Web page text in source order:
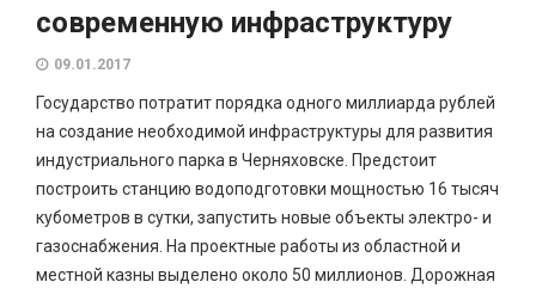
современную инфраструктуру
09.01.2017
Государство потратит порядка одного миллиарда рублей
на создание необходимой инфраструктуры для развития
индустриального парка в Черняховске. Предстоит
построить станцию водоподготовки мощностью 16 тысяч
кубометров в сутки, запустить новые объекты электро- и
газоснабжения. На проектные работы из областной и
местной казны выделено около 50 миллионов. Дорожная